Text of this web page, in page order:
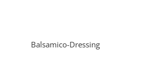
Balsamico-Dressing